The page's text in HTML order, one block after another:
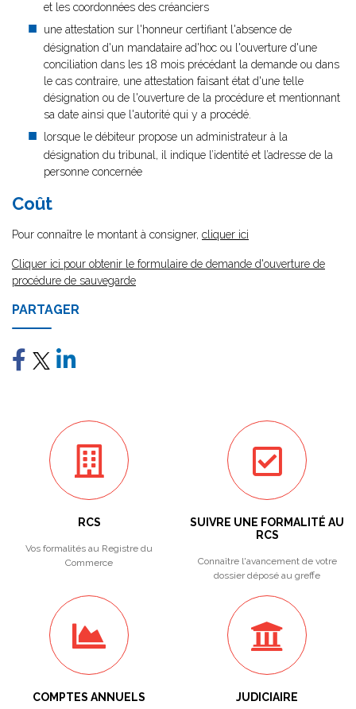
et les coordonnées des créanciers
une attestation sur l'honneur certifiant l'absence de
désignation d'un mandataire ad'hoc ou l'ouverture d'une
conciliation dans les 18 mois précédant la demande ou dans
le cas contraire, une attestation faisant état d'une telle
désignation ou de l'ouverture de la procédure et mentionnant
sa date ainsi que l'autorité qui y a procédé.
lorsque le débiteur propose un administrateur à la
désignation du tribunal, il indique l’identité et l’adresse de la
personne concernée
Coût
Pour connaître le montant à consigner, cliquer ici
Cliquer ici pour obtenir le formulaire de demande d'ouverture de
procédure de sauvegarde
PARTAGER
RCS
Vos formalités au Registre du
Commerce
SUIVRE UNE FORMALITÉ AU
RCS
Connaître l'avancement de votre
dossier déposé au greffe
COMPTES ANNUELS JUDICIAIRE